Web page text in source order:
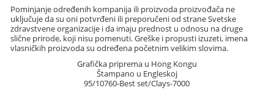
Pominjanje određenih kompanija ili proizvoda proizvođača ne
uključuje da su oni potvrđeni ili preporučeni od strane Svetske
zdravstvene organizacije i da imaju prednost u odnosu na druge
slične prirode, koji nisu pomenuti. Greške i propusti izuzeti, imena
vlasničkih proizvoda su određena početnim velikim slovima.
Grafička priprema u Hong Kongu
Štampano u Engleskoj
95/10760-Best set/Clays-7000